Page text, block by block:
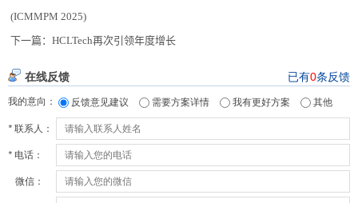
(ICMMPM 2025)
下一篇：HCLTech再次引领年度增长